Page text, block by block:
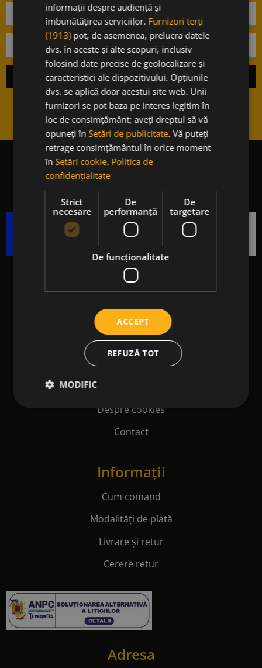
Companie
Despre noi
Termeni și condiții
Politica de confidentialitate
Despre cookies
Contact
Informații
Cum comand
Modalități de plată
Livrare și retur
Cerere retur
Adresa
informații despre audiență și
îmbunătățirea serviciilor. Furnizori terți
(1913)pot, de asemenea, prelucra datele
dvs. în aceste și alte scopuri, inclusiv
folosind date precise de geolocalizare și
caracteristici ale dispozitivului. Opțiunile
dvs. se aplică doar acestui site web. Unii
furnizori se pot baza pe interes legitim în
loc de consimțământ; aveți dreptul să vă
opuneți în Setări de publicitate. Vă puteți
retrage consimțământul în orice moment
în Setări cookie. Politica de
confidențialitate
Strict
necesare
De
performanță
De
targetare
De funcţionalitate
ACCEPT
REFUZĂ TOT
MODIFIC